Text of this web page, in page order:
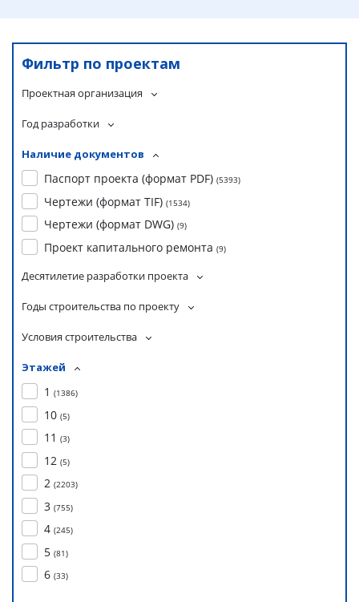
Фильтр по проектам
Проектная организация
Год разработки
Наличие документов
Паспорт проекта (формат PDF) (5393)
Чертежи (формат TIF) (1534)
Чертежи (формат DWG) (9)
Проект капитального ремонта (9)
Десятилетие разработки проекта
Годы строительства по проекту
Условия строительства
Этажей
1 (1386)
10 (5)
11 (3)
12 (5)
2 (2203)
3 (755)
4 (245)
5 (81)
6 (33)